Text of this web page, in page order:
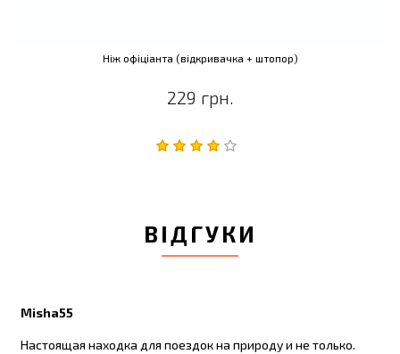
Ніж офіціанта (відкривачка + штопор)
229 грн.
ВІДГУКИ
Misha55
Настоящая находка для поездок на природу и не только.